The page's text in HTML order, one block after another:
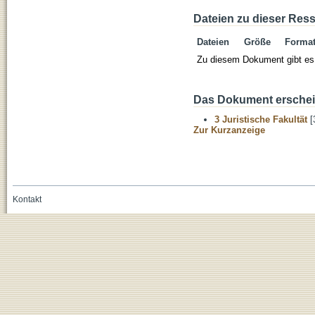
Dateien zu dieser
Dateien Größe
Format
Zu diesem Dokument gibt
Das Dokument
3 Juristische Fakultät
Zur Kurzanzeige
Kontakt